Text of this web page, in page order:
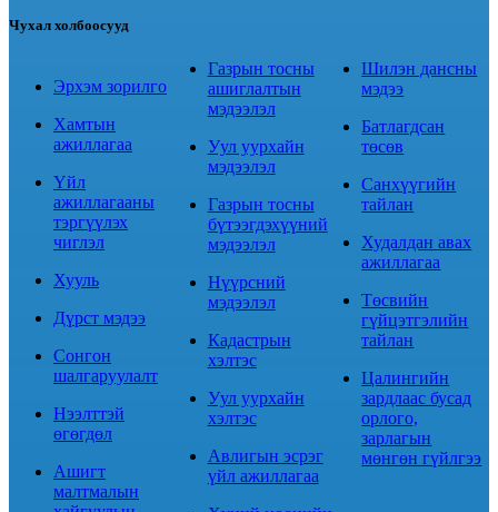
Чухал холбоосууд
Эрхэм зорилго
Хамтын
ажиллагаа
Үйл
ажиллагааны
тэргүүлэх
чиглэл
Хууль
Дүрст мэдээ
Сонгон
шалгаруулалт
Нээлттэй
өгөгдөл
Ашигт
малтмалын
Газрын тосны
ашиглалтын
мэдээлэл
Уул уурхайн
мэдээлэл
Газрын тосны
бүтээгдэхүүний
мэдээлэл
Нүүрсний
мэдээлэл
Кадастрын
хэлтэс
Уул уурхайн
хэлтэс
Авлигын эсрэг
үйл ажиллагаа
Шилэн дансны
мэдээ
Батлагдсан
төсөв
Санхүүгийн
тайлан
Худалдан авах
ажиллагаа
Төсвийн
гүйцэтгэлийн
тайлан
Цалингийн
зардлаас бусад
орлого,
зарлагын
мөнгөн гүйлгээ